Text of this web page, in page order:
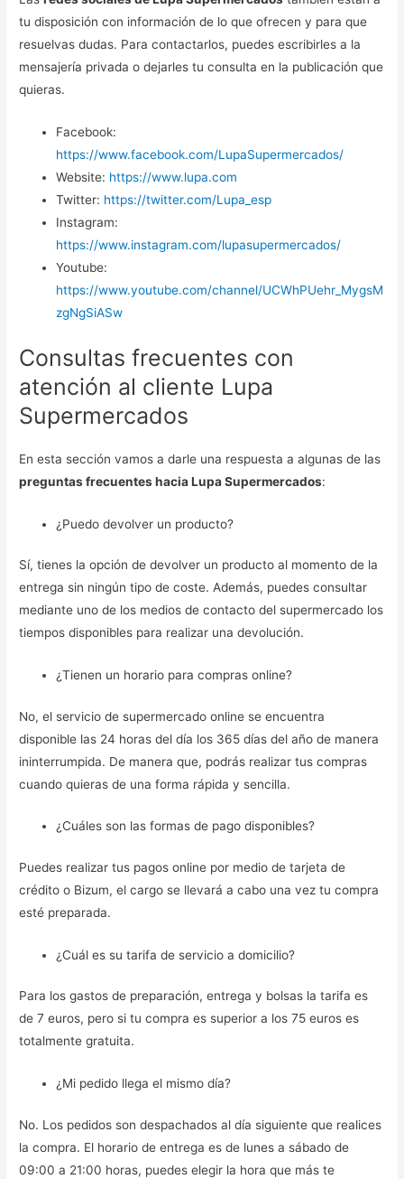
tu disposición con información de lo que ofrecen y para que
resuelvas dudas. Para contactarlos, puedes escribirles a la
mensajería privada o dejarles tu consulta en la publicación que
quieras.
Facebook:
https://www.facebook.com/LupaSupermercados/
Website: https://www.lupa.com
Twitter: https://twitter.com/Lupa_esp
Instagram:
https://www.instagram.com/lupasupermercados/
Youtube:
https://www.youtube.com/channel/UCWhPUehr_MygsM
zgNgSiASw
Consultas frecuentes con
atención al cliente Lupa
Supermercados
En esta sección vamos a darle una respuesta a algunas de las
preguntas frecuentes hacia Lupa Supermercados:
¿Puedo devolver un producto?
Sí, tienes la opción de devolver un producto al momento de la
entrega sin ningún tipo de coste. Además, puedes consultar
mediante uno de los medios de contacto del supermercado los
tiempos disponibles para realizar una devolución.
¿Tienen un horario para compras online?
No, el servicio de supermercado online se encuentra
disponible las 24 horas del día los 365 días del año de manera
ininterrumpida. De manera que, podrás realizar tus compras
cuando quieras de una forma rápida y sencilla.
¿Cuáles son las formas de pago disponibles?
Puedes realizar tus pagos online por medio de tarjeta de
crédito o Bizum, el cargo se llevará a cabo una vez tu compra
esté preparada.
¿Cuál es su tarifa de servicio a domicilio?
Para los gastos de preparación, entrega y bolsas la tarifa es
de 7 euros, pero si tu compra es superior a los 75 euros es
totalmente gratuita.
¿Mi pedido llega el mismo día?
No. Los pedidos son despachados al día siguiente que realices
la compra. El horario de entrega es de lunes a sábado de
09:00 a 21:00 horas, puedes elegir la hora que más te